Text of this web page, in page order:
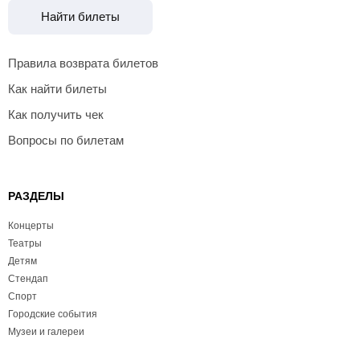
Найти билеты
Правила возврата билетов
Как найти билеты
Как получить чек
Вопросы по билетам
РАЗДЕЛЫ
Концерты
Театры
Детям
Стендап
Спорт
Городские события
Музеи и галереи